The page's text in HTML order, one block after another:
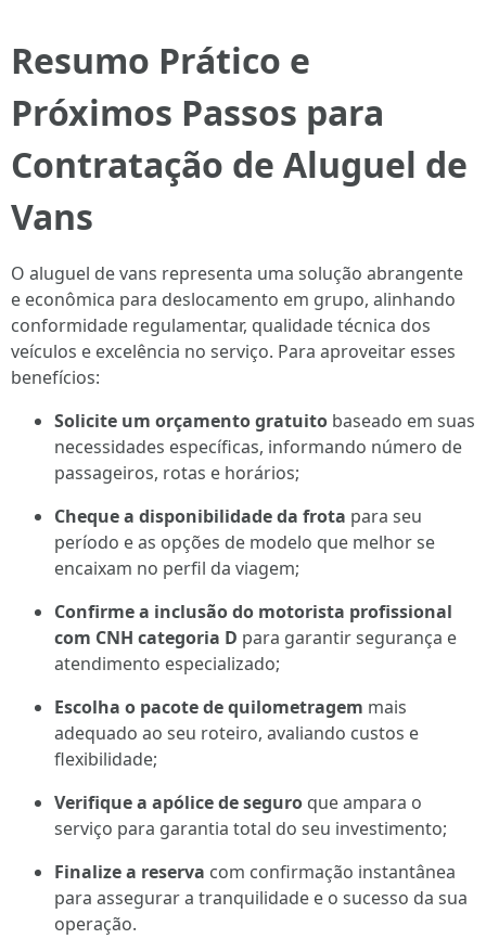
Resumo Prático e
Próximos Passos para
Contratação de Aluguel de
Vans
O aluguel de vans representa uma solução abrangente
e econômica para deslocamento em grupo, alinhando
conformidade regulamentar, qualidade técnica dos
veículos e excelência no serviço. Para aproveitar esses
benefícios:
Solicite um orçamento gratuito baseado em suas
necessidades específicas, informando número de
passageiros, rotas e horários;
Cheque a disponibilidade da frota para seu
período e as opções de modelo que melhor se
encaixam no perfil da viagem;
Confirme a inclusão do motorista profissional
com CNH categoria D para garantir segurança e
atendimento especializado;
Escolha o pacote de quilometragem mais
adequado ao seu roteiro, avaliando custos e
flexibilidade;
Verifique a apólice de seguro que ampara o
serviço para garantia total do seu investimento;
Finalize a reserva com confirmação instantânea
para assegurar a tranquilidade e o sucesso da sua
operação.